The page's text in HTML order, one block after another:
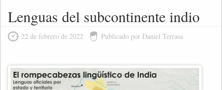
Lenguas del subcontinente indio
22 de febrero de 2022 Publicado por Daniel Terrasa